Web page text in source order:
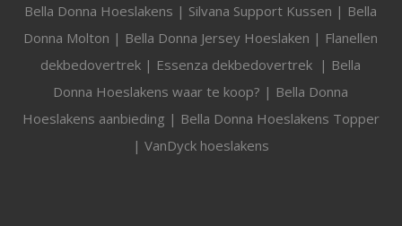
Bella Donna Hoeslakens | Silvana Support Kussen | Bella
Donna Molton | Bella Donna Jersey Hoeslaken | Flanellen
dekbedovertrek | Essenza dekbedovertrek | Bella
Donna Hoeslakens waar te koop? | Bella Donna
Hoeslakens aanbieding | Bella Donna Hoeslakens Topper
| VanDyck hoeslakens